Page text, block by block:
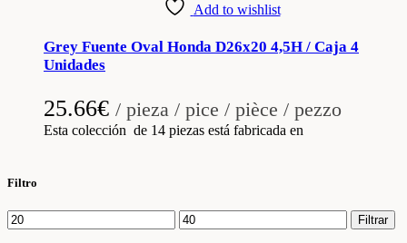
Add to wishlist
Grey Fuente Oval Honda D26x20 4,5H / Caja 4
Unidades
25.66€ / pieza / pice / pièce / pezzo
Esta colección de 14 piezas está fabricada en
Filtro
Precio
mínimo
Precio
máximo
Filtrar